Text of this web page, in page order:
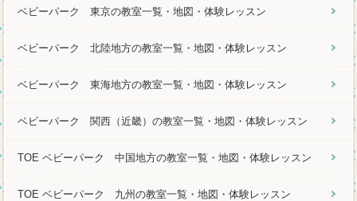
ベビーパーク 東京の教室一覧・地図・体験レッスン
ベビーパーク 北陸地方の教室一覧・地図・体験レッスン
ベビーパーク 東海地方の教室一覧・地図・体験レッスン
ベビーパーク 関西（近畿）の教室一覧・地図・体験レッスン
TOE ベビーパーク 中国地方の教室一覧・地図・体験レッスン
TOE ベビーパーク 九州の教室一覧・地図・体験レッスン